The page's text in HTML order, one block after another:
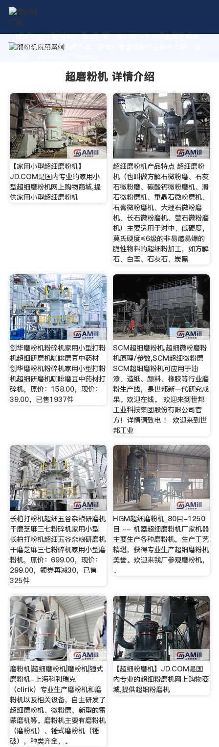
作为专业的 超磨粉机 制造厂家，我们致力于为您量身定制高
价值的粉体加工系统方案。获取厂家直销报价及技术支持，请
超磨粉机 详情介绍
【家用小型超细磨粉机】
JD.COM是国内专业的家用小
型超细磨粉机网上购物商城,提
供家用小型超细磨粉机
超细磨粉机产品特点 超细磨粉
机（也叫做方解石微粉磨、石灰
石微粉磨、碳酸钙微粉磨机、滑
石微粉磨机、重晶石微粉磨机、
石膏微粉磨机、大理石微粉磨
机、长石微粉磨机、萤石微粉磨
机）主要适用于对中、低硬度，
莫氏硬度≤6级的非易燃易爆的
脆性物料的超细粉加工，如方解
石、白垩、石灰石、炭黑
创华磨粉机粉碎机家用小型打粉
机超细研磨机咖啡磨豆中药材
创华磨粉机粉碎机家用小型打粉
机超细研磨机咖啡磨豆中药材打
碎机，原价：158.00，现价：
39.00，已售1937件
SCM超细磨粉机,超细微粉磨粉
机原理/参数,SCM超细微粉磨
SCM超细磨粉机可应用于油
漆、造纸、颜料、橡胶等行业磨
粉生产线，是世邦新一代研究成
果。欢迎在线。 欢迎来到世邦
工业科技集团股份有限公司官
方！详情请致电 ！ 欢迎来到世
邦工业
长柏打粉机超细五谷杂粮研磨机
干磨芝麻三七粉碎机家用小型
长柏打粉机超细五谷杂粮研磨机
干磨芝麻三七粉碎机家用小型磨
粉机，原价：699.00，现价：
299.00，领券再减30，已售
325件
HGM超细磨粉机_80目-1250
目 -- 机器超细磨粉机厂家机器
主要生产各种磨粉机，生产工艺
精堪，获得专业生产超细磨粉机
美誉。欢迎来我厂参观磨粉机，
。
磨粉机|超细磨粉机|磨粉机|锤式
磨粉机-上海科利瑞克
（clirik）专业生产磨粉机和磨
粉机以及相关设备，自主研发了
超细磨粉机、微粉磨、新型的雷
蒙磨机等。磨粉机主要有磨粉机
（磨粉机）、锤式磨粉机（锤
破），种类齐全，。
【超细粉磨机】JD.COM是国
内专业的超细粉磨机网上购物商
城,提供超细粉磨机